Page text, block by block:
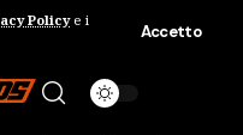
Policye i
Accetto